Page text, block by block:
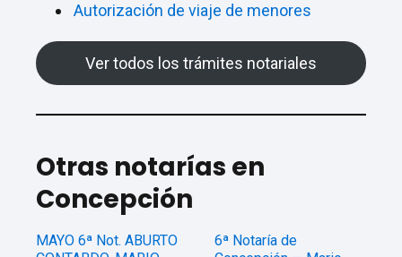
Autorización de viaje de menores
Ver todos los trámites notariales
Otras notarías en
Concepción
MAYO 6ª Not. ABURTO
6ª Notaría de